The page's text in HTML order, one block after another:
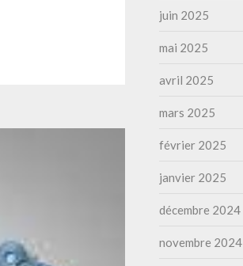
juin 2025
mai 2025
avril 2025
mars 2025
février 2025
janvier 2025
décembre 2024
novembre 2024